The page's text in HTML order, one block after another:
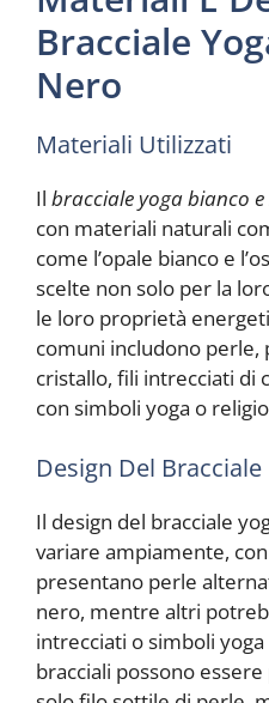
Bracciale
Nero
Materiali Utilizzati
Il bracciale yoga bianco
con materiali naturali
come l’opale bianco e
scelte non solo per la
le loro proprietà
comuni includono perle,
cristallo, fili intrecciati di
con simboli yoga o
Design Del Bracciale
Il design del bracciale
variare ampiamente,
presentano perle
nero, mentre altri
intrecciati o simboli yoga
bracciali possono